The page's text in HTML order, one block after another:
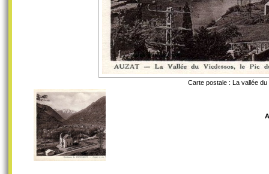
Carte postale : La vallée